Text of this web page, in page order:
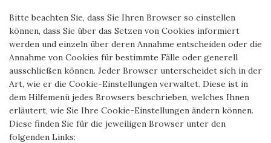
Bitte beachten Sie, dass Sie Ihren Browser so einstellen
können, dass Sie über das Setzen von Cookies informiert
werden und einzeln über deren Annahme entscheiden oder die
Annahme von Cookies für bestimmte Fälle oder generell
ausschließen können. Jeder Browser unterscheidet sich in der
Art, wie er die Cookie-Einstellungen verwaltet. Diese ist in
dem Hilfemenü jedes Browsers beschrieben, welches Ihnen
erläutert, wie Sie Ihre Cookie-Einstellungen ändern können.
Diese finden Sie für die jeweiligen Browser unter den
folgenden Links: